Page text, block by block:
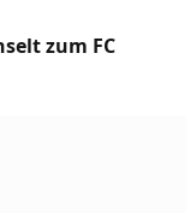
zum FC